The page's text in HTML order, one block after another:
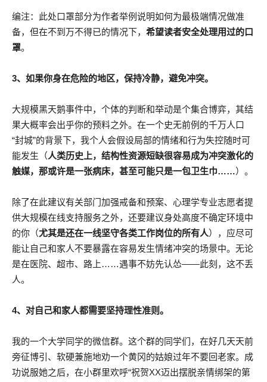
编注：此处口罩部分为作者举例说明如何为最极端情况做准
备，但在不到万不得已的情况下， 希望读者安全处理用过的口
罩。
3、如果你身在危险的地区，保持冷静，避免冲突。
大规模黑天鹅事件中，个体的判断和举动是个集合博弈，其结
果大概率会出乎你的预料之外。在一个史无前例的千万人口
“封城”的背景下，我个人会假设局部的情绪和行为失控随时可
能发生（人类历史上，结构性资源短缺很容易成为冲突激化的
触媒，那或许是一张病床，甚至可能只是一包卫生巾……）。
除了在此建议有关部门加强戒备和预案、心理学专业志愿者提
供大规模在线支持服务之外，还要建议身处高度不确定环境中
的你（尤其是还在一线坚守各类工作岗位的所有人），应尽可
能让自己和家人不要暴露在容易发生情绪冲突的场景中。无论
是在医院、超市、路上……遇事不妨先认怂——此刻，这不丢
人。
4、对自己和家人都需要坚持理性准则。
我的一个大学同学的微信群。这个群的同学们，在好几天天前
旁征博引、软硬兼施地劝一个黄冈的姑娘过年不要回老家。成
功说服她之后，在小群里欢呼“祝贺XX迈出摆脱亲情绑架的第